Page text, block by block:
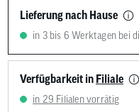
Lieferung nach Hause
in 3 bis 6 Werktagen bei
Verfügbarkeit in Filiale
in 29 Filialen vorrätig